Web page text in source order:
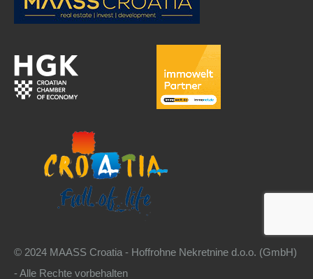
© 2024 MAASS Croatia - Hoffrohne Nekretnine d.o.o. (GmbH)
- Alle Rechte vorbehalten